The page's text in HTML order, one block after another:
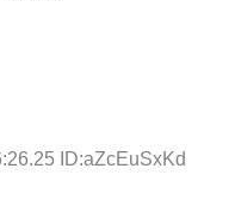
ID:aZcEuSxKd